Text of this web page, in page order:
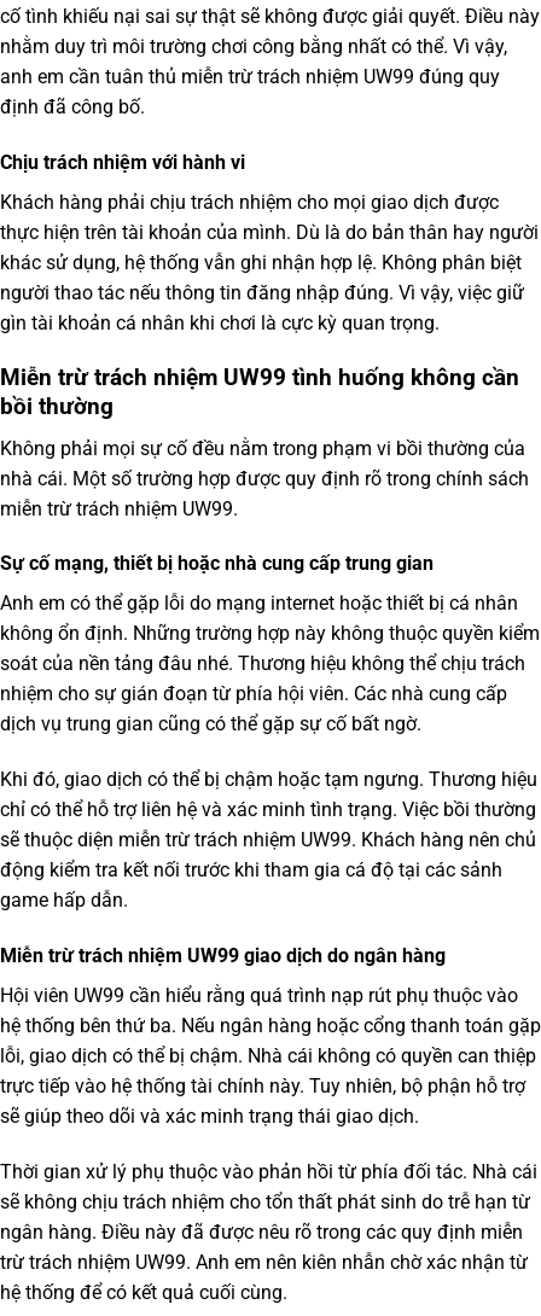
cố tình khiếu nại sai sự thật sẽ không được giải quyết. Điều này
nhằm duy trì môi trường chơi công bằng nhất có thể. Vì vậy,
anh em cần tuân thủ miễn trừ trách nhiệm UW99 đúng quy
định đã công bố.
Chịu trách nhiệm với hành vi
Khách hàng phải chịu trách nhiệm cho mọi giao dịch được
thực hiện trên tài khoản của mình. Dù là do bản thân hay người
khác sử dụng, hệ thống vẫn ghi nhận hợp lệ. Không phân biệt
người thao tác nếu thông tin đăng nhập đúng. Vì vậy, việc giữ
gìn tài khoản cá nhân khi chơi là cực kỳ quan trọng.
Miễn trừ trách nhiệm UW99 tình huống không cần
bồi thường
Không phải mọi sự cố đều nằm trong phạm vi bồi thường của
nhà cái. Một số trường hợp được quy định rõ trong chính sách
miễn trừ trách nhiệm UW99.
Sự cố mạng, thiết bị hoặc nhà cung cấp trung gian
Anh em có thể gặp lỗi do mạng internet hoặc thiết bị cá nhân
không ổn định. Những trường hợp này không thuộc quyền kiểm
soát của nền tảng đâu nhé. Thương hiệu không thể chịu trách
nhiệm cho sự gián đoạn từ phía hội viên. Các nhà cung cấp
dịch vụ trung gian cũng có thể gặp sự cố bất ngờ.
Khi đó, giao dịch có thể bị chậm hoặc tạm ngưng. Thương hiệu
chỉ có thể hỗ trợ liên hệ và xác minh tình trạng. Việc bồi thường
sẽ thuộc diện miễn trừ trách nhiệm UW99. Khách hàng nên chủ
động kiểm tra kết nối trước khi tham gia cá độ tại các sảnh
game hấp dẫn.
Miễn trừ trách nhiệm UW99 giao dịch do ngân hàng
Hội viên UW99 cần hiểu rằng quá trình nạp rút phụ thuộc vào
hệ thống bên thứ ba. Nếu ngân hàng hoặc cổng thanh toán gặp
lỗi, giao dịch có thể bị chậm. Nhà cái không có quyền can thiệp
trực tiếp vào hệ thống tài chính này. Tuy nhiên, bộ phận hỗ trợ
sẽ giúp theo dõi và xác minh trạng thái giao dịch.
Thời gian xử lý phụ thuộc vào phản hồi từ phía đối tác. Nhà cái
sẽ không chịu trách nhiệm cho tổn thất phát sinh do trễ hạn từ
ngân hàng. Điều này đã được nêu rõ trong các quy định miễn
trừ trách nhiệm UW99. Anh em nên kiên nhẫn chờ xác nhận từ
hệ thống để có kết quả cuối cùng.